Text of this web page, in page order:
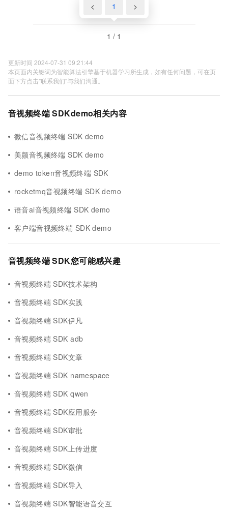
< 1 >
1 / 1
更新时间 2024-07-31 09:21:44
本页面内关键词为智能算法引擎基于机器学习所生成，如有任何问题，可在页
面下方点击"联系我们"与我们沟通。
音视频终端 SDKdemo相关内容
微信音视频终端 SDK demo
美颜音视频终端 SDK demo
demo token音视频终端 SDK
rocketmq音视频终端 SDK demo
语音ai音视频终端 SDK demo
客户端音视频终端 SDK demo
音视频终端 SDK您可能感兴趣
音视频终端 SDK技术架构
音视频终端 SDK实践
音视频终端 SDK伊凡
音视频终端 SDK adb
音视频终端 SDK文章
音视频终端 SDK namespace
音视频终端 SDK qwen
音视频终端 SDK应用服务
音视频终端 SDK审批
音视频终端 SDK上传进度
音视频终端 SDK微信
音视频终端 SDK导入
音视频终端 SDK智能语音交互